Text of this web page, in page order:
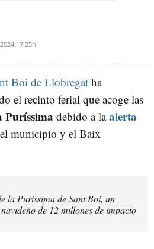
17:25h
Boi de Llobregatha
el recinto ferial que acoge las
Puríssima debido a laalerta
municipio y el Baix
la Puríssima de Sant Boi, un
de 12 millones de impacto